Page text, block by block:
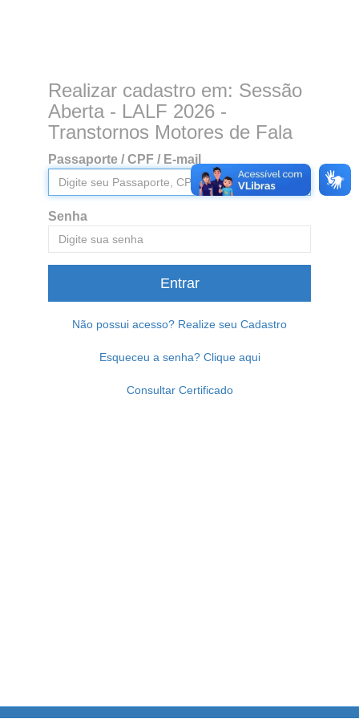
Realizar cadastro em: Sessão
Aberta - LALF 2026 -
Transtornos Motores de Fala
Passaporte / CPF / E-mail
Senha
Entrar
Não possui acesso? Realize seu Cadastro
Esqueceu a senha? Clique aqui
Consultar Certificado